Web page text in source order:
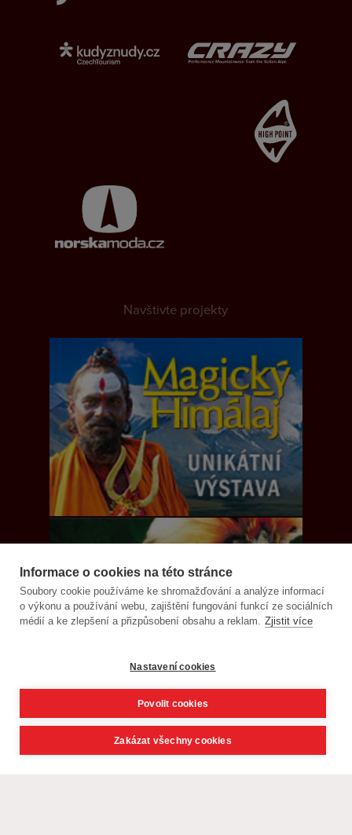
Informace o cookies na této stránce
Soubory cookie používáme ke shromažďování a analýze informací
o výkonu a používání webu, zajištění fungování funkcí ze sociálních
médií a ke zlepšení a přizpůsobení obsahu a reklam. Zjistit více
Nastavení cookies
Povolit cookies
Zakázat všechny cookies
Navštivte projekty